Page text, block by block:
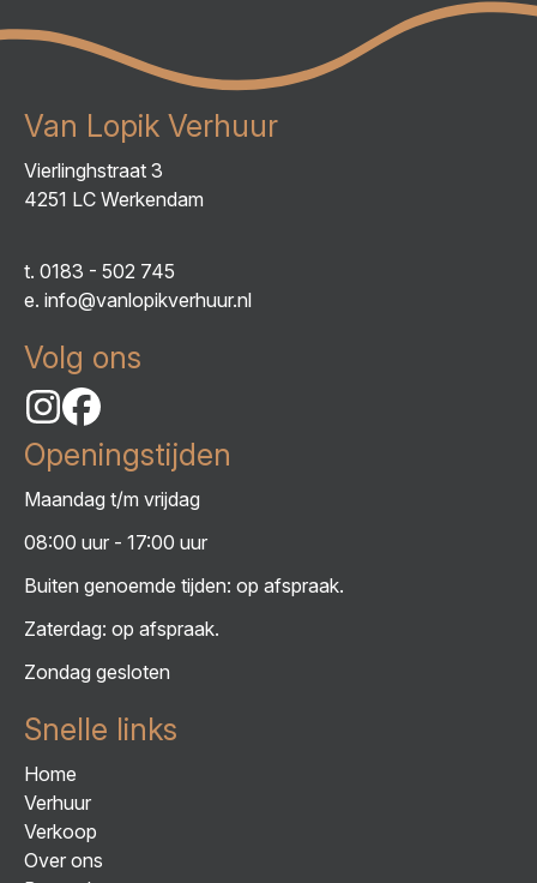
Van Lopik Verhuur
Vierlinghstraat 3
4251 LC Werkendam
t. 0183 - 502 745
e. info@vanlopikverhuur.nl
Volg ons
Openingstijden
Maandag t/m vrijdag
08:00 uur - 17:00 uur
Buiten genoemde tijden: op afspraak.
Zaterdag: op afspraak.
Zondag gesloten
Snelle links
Home
Verhuur
Verkoop
Over ons